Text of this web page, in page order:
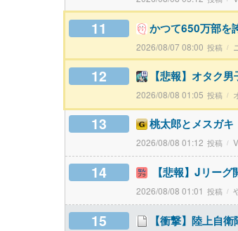
11 かつて650万部を
2026/08/07 08:00
12 【悲報】オタク
2026/08/08 01:05
13 桃太郎とメスガキ
2026/08/08 01:12
14 【悲報】Jリー
2026/08/08 01:01
15 【衝撃】陸上自